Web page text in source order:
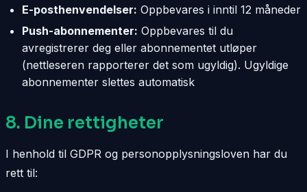
E-posthenvendelser: Oppbevares i inntil 12 måneder
Push-abonnementer: Oppbevares til du
avregistrerer deg eller abonnementet utløper
(nettleseren rapporterer det som ugyldig). Ugyldige
abonnementer slettes automatisk
8. Dine rettigheter
I henhold til GDPR og personopplysningsloven har du
rett til: